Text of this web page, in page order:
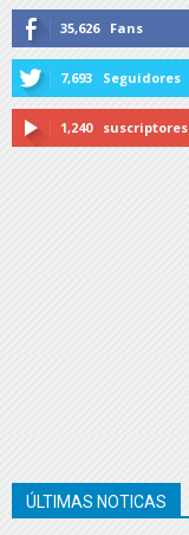
35,626 Fans
7,693 Seguidores
1,240 suscriptores
ÚLTIMAS NOTICAS